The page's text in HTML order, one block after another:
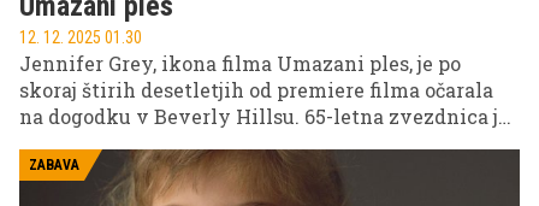
12. 12. 2025 01.30
Jennifer Grey, ikona filma Umazani ples, je po
skoraj štirih desetletjih od premiere filma očarala
na dogodku v Beverly Hillsu. 65-letna zvezdnica je
novim stilom.
ZABAVA